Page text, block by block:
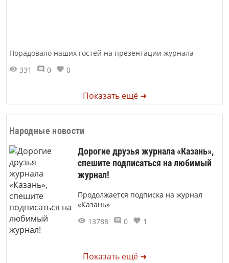
Порадовало наших гостей на презентации журнала
331
0 0
Показать ещё ➜
Народные новости
Дорогие друзья журнала «Казань»,
спешите подписаться на любимый
журнал!
Продолжается подписка на журнал
«Казань»
13788
0 1
Показать ещё ➜